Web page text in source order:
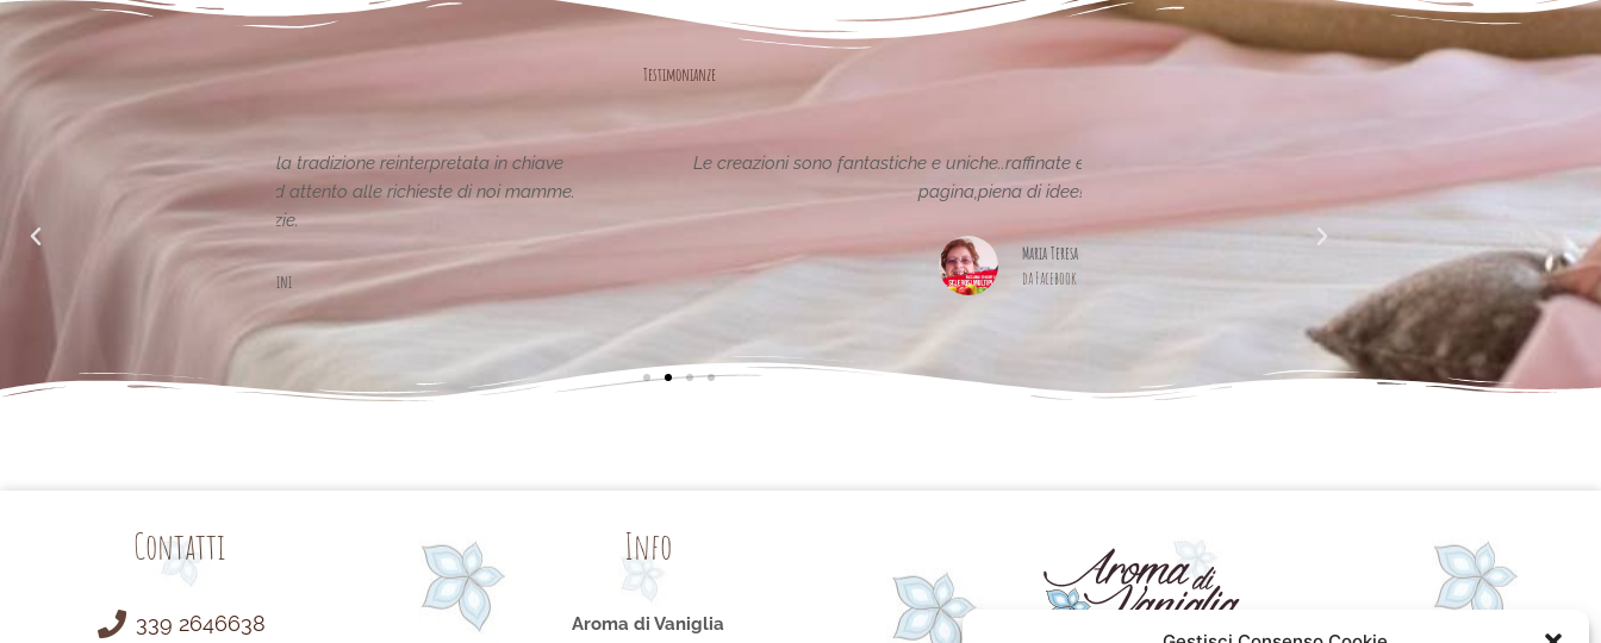
Testimonianze
reinterpretata in chiave
richieste di noi mamme.
Le creazioni sono fantastiche e uniche..raffinate eleganti....complimenti per la vostra
pagina,piena di idee!grazie
da Facebook
La perfezione e l' armonia che è palese nei tuoi
Complimenti davvero!!!!
Giusy Rizzo
da Facebook
Contatti
339 2646638
Info
Aroma di Vaniglia